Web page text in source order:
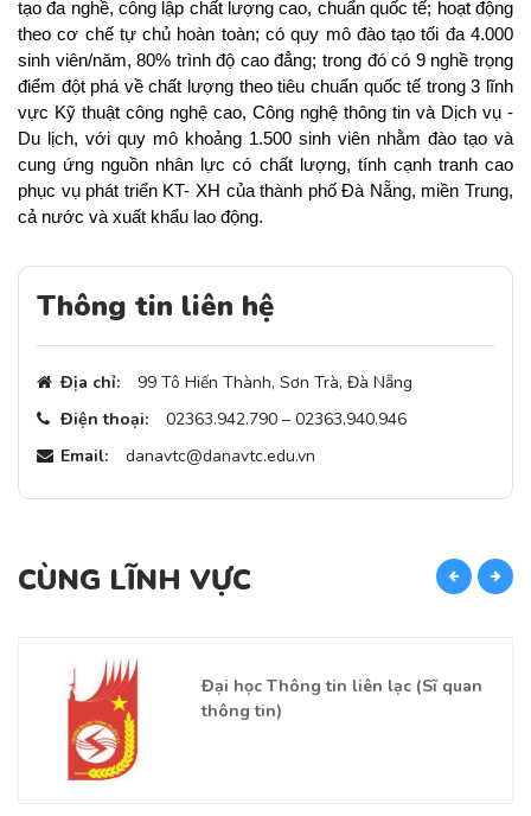
tạo đa nghề, công lập chất lượng cao, chuẩn quốc tế; hoạt động
theo cơ chế tự chủ hoàn toàn; có quy mô đào tạo tối đa 4.000
sinh viên/năm, 80% trình độ cao đẳng; trong đó có 9 nghề trọng
điểm đột phá về chất lượng theo tiêu chuẩn quốc tế trong 3 lĩnh
vực Kỹ thuật công nghệ cao, Công nghệ thông tin và Dịch vụ -
Du lịch, với quy mô khoảng 1.500 sinh viên nhằm đào tạo và
cung ứng nguồn nhân lực có chất lượng, tính cạnh tranh cao
phục vụ phát triển KT- XH của thành phố Đà Nẵng, miền Trung,
cả nước và xuất khẩu lao động.
Thông tin liên hệ
Địa chỉ:
99 Tô Hiến Thành, Sơn Trà, Đà Nẵng
Điện thoại:
02363.942.790 – 02363.940.946
Email:
danavtc@danavtc.edu.vn
CÙNG LĨNH VỰC
Đại học Thông tin liên lạc (Sĩ quan
thông tin)